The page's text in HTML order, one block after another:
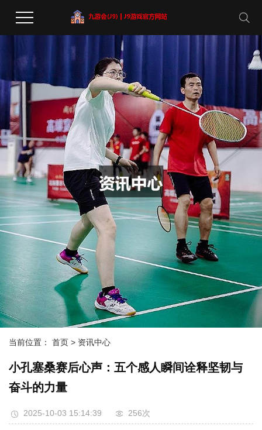
当前位置： 首页 > 资讯中心
小孔塞桑赛后心声：五个感人瞬间诠释坚韧与
奋斗的力量
2025-10-03 15:14:39 256次